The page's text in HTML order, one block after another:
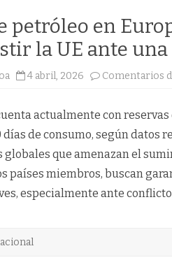
petróleo en
la UE ante
4 abril, 2026 Comentarios
actualmente con
de consumo, según datos
que amenazan el
países miembros, buscan
especialmente ante